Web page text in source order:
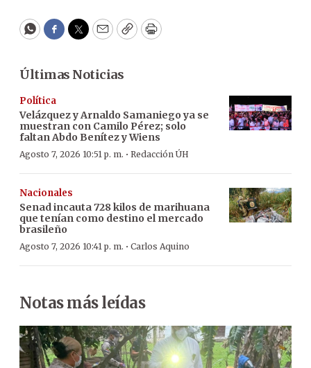
WhatsApp
Facebook
Twitter
EmailCopyPrint
Últimas Noticias
Política
Velázquez y Arnaldo Samaniego ya se
muestran con Camilo Pérez; solo
faltan Abdo Benítez y Wiens
Agosto 7, 2026 10:51 p. m. · Redacción ÚH
Nacionales
Senad incauta 728 kilos de marihuana
que tenían como destino el mercado
brasileño
Agosto 7, 2026 10:41 p. m. · Carlos Aquino
Notas más leídas